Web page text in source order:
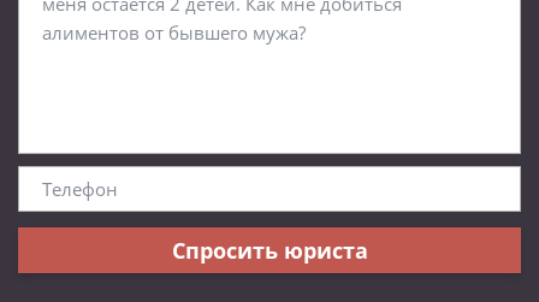
Спросить юриста